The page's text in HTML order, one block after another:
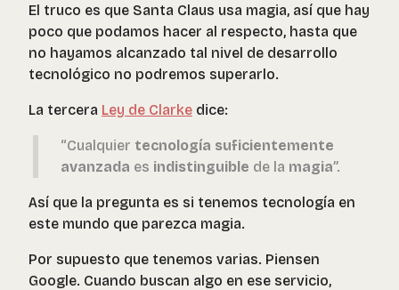
El truco es que Santa Claus usa magia, así que hay
poco que podamos hacer al respecto, hasta que
no hayamos alcanzado tal nivel de desarrollo
tecnológico no podremos superarlo.
La tercera Ley de Clarke dice:
“Cualquier tecnología suficientemente
avanzada es indistinguible de la magia”.
Así que la pregunta es si tenemos tecnología en
este mundo que parezca magia.
Por supuesto que tenemos varias. Piensen
Google. Cuando buscan algo en ese servicio,